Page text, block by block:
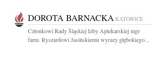
DOROTA BARNACKA KATOWICE
Członkowi Rady Śląskiej Izby Aptekarskiej mgr
farm. Ryszardowi Jasińskiemu wyrazy głębokiego...